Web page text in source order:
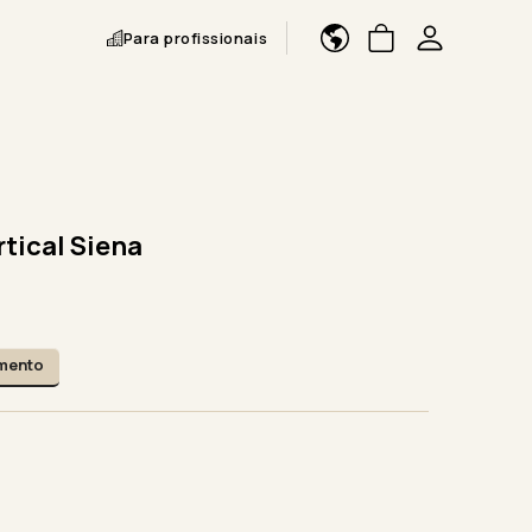
Para profissionais
Siena